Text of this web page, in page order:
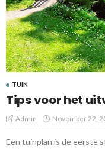
TUIN
Tips voor het
Admin November 22,
Een tuinplan is de eerste